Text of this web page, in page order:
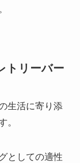
トリーバー
生活に寄り添
。
としての適性